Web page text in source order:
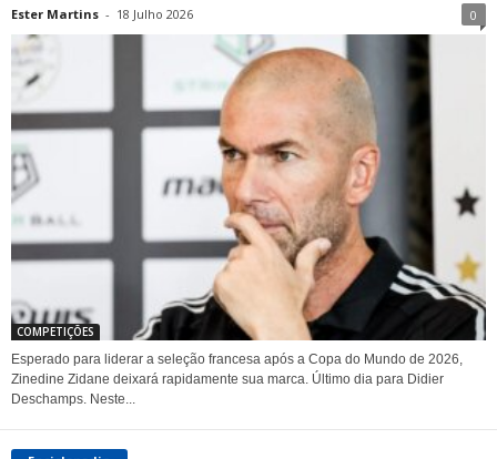
Ester Martins - 18 Julho 2026 0
COMPETIÇÕES
Esperado para liderar a seleção francesa após a Copa do Mundo de 2026,
Zinedine Zidane deixará rapidamente sua marca. Último dia para Didier
Deschamps. Neste...